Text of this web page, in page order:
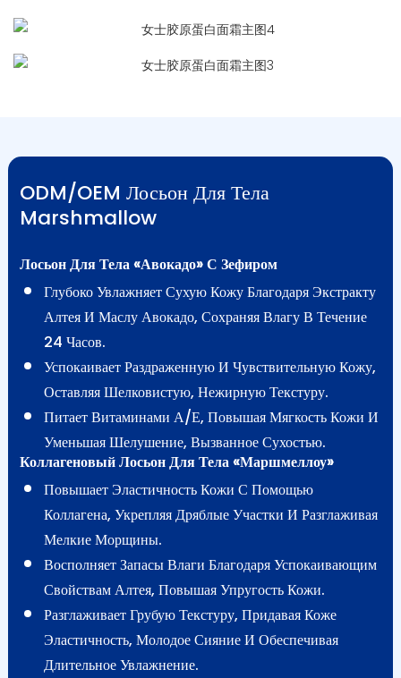
ODM/OEM Лосьон Для Тела
Marshmallow
Лосьон Для Тела «Авокадо» С Зефиром
Глубоко Увлажняет Сухую Кожу Благодаря Экстракту
Алтея И Маслу Авокадо, Сохраняя Влагу В Течение
24 Часов.
Успокаивает Раздраженную И Чувствительную Кожу,
Оставляя Шелковистую, Нежирную Текстуру.
Питает Витаминами А/Е, Повышая Мягкость Кожи И
Уменьшая Шелушение, Вызванное Сухостью.
Коллагеновый Лосьон Для Тела «Маршмеллоу»
Повышает Эластичность Кожи С Помощью
Коллагена, Укрепляя Дряблые Участки И Разглаживая
Мелкие Морщины.
Восполняет Запасы Влаги Благодаря Успокаивающим
Свойствам Алтея, Повышая Упругость Кожи.
Разглаживает Грубую Текстуру, Придавая Коже
Эластичность, Молодое Сияние И Обеспечивая
Длительное Увлажнение.